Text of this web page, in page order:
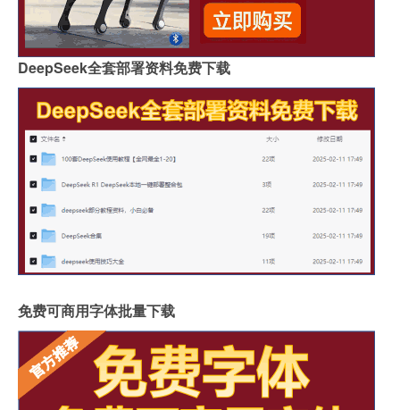
DeepSeek全套部署资料免费下载
免费可商用字体批量下载